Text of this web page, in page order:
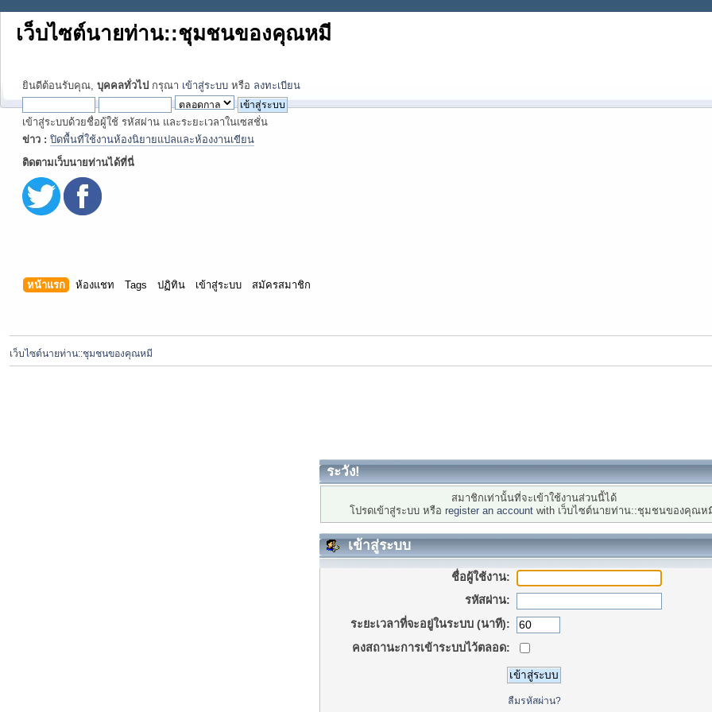
เว็บไซต์นายท่าน::ชุมชนของคุณหมี
ยินดีต้อนรับคุณ, บุคคลทั่วไป กรุณา เข้าสู่ระบบ หรือ ลงทะเบียน
เข้าสู่ระบบด้วยชื่อผู้ใช้ รหัสผ่าน และระยะเวลาในเซสชั่น
ข่าว : ปิดพื้นที่ใช้งานห้องนิยายแปลและห้องงานเขียน
ติดตามเว็บนายท่านได้ที่นี่
หน้าแรก ห้องแชท Tags ปฏิทิน เข้าสู่ระบบ สมัครสมาชิก
เว็บไซต์นายท่าน::ชุมชนของคุณหมี
ระวัง!
สมาชิกเท่านั้นที่จะเข้าใช้งานส่วนนี้ได้
โปรดเข้าสู่ระบบ หรือ register an account with เว็บไซต์นายท่าน::ชุมชนของคุณห
เข้าสู่ระบบ
ชื่อผู้ใช้งาน:
รหัสผ่าน:
ระยะเวลาที่จะอยู่ในระบบ (นาที):
คงสถานะการเข้าระบบไว้ตลอด:
ลืมรหัสผ่าน?